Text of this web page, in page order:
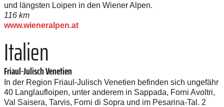
und längsten Loipen in den Wiener Alpen.
116 km
www.wieneralpen.at
Italien
Friaul-Julisch Venetien
In der Region Friaul-Julisch Venetien befinden sich ungefähr
40 Langlaufloipen, unter anderem in Sappada, Forni Avoltri,
Val Saisera, Tarvis, Forni di Sopra und im Pesarina-Tal. 2